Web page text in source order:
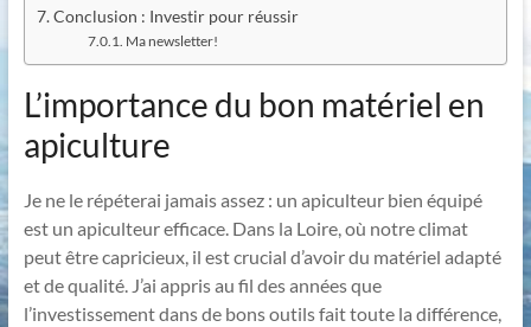
Conclusion : Investir pour réussir
Ma newsletter!
L’importance du bon matériel en
apiculture
Je ne le répéterai jamais assez : un apiculteur bien équipé
est un apiculteur efficace. Dans la Loire, où notre climat
peut être capricieux, il est crucial d’avoir du matériel adapté
et de qualité. J’ai appris au fil des années que
l’investissement dans de bons outils fait toute la différence,